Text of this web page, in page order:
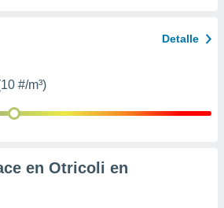
Detalle
#/m³)
en Otricoli en